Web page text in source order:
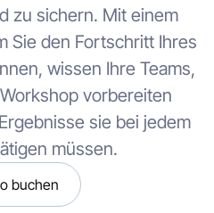
zu sichern. Mit einem
Sie den Fortschritt Ihres
wissen Ihre Teams,
vorbereiten
sie bei jedem
müssen.
buchen